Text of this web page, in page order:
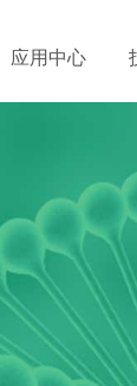
应用中心